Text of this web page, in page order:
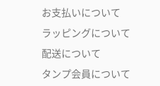
お支払いについて
ラッピングについて
配送について
タンプ会員について